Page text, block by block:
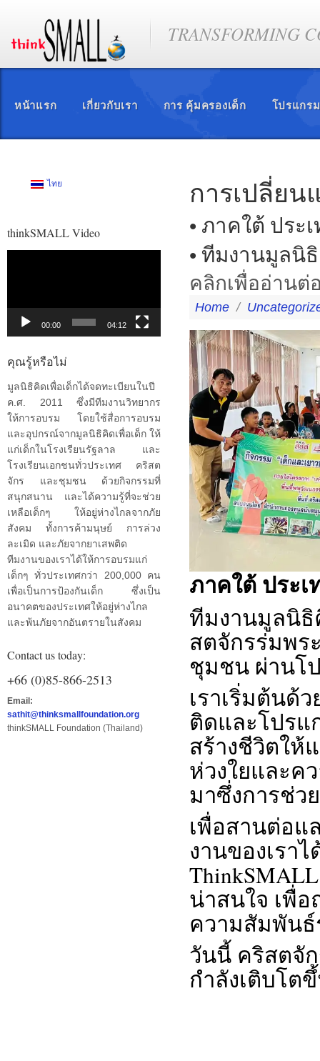
TRANSFORMING
หน้าแรก เกี่ยวกับเรา การ คุ้มครองเด็ก โปรแกร
ไทย
thinkSMALL Video
00:00 04:12
คุณรู้หรือไม่
มูลนิธิคิดเพื่อเด็กได้จดทะเบียนในปี
ค.ศ. 2011 ซึ่งมีทีมงานวิทยากร
ให้การอบรม โดยใช้สื่อการอบรม
และอุปกรณ์จากมูลนิธิคิดเพื่อเด็ก ให้
แก่เด็กในโรงเรียนรัฐลาล และ
โรงเรียนเอกชนทั่วประเทศ คริสต
จักร และชุมชน ด้วยกิจกรรมที่
สนุกสนาน และได้ความรู้ที่จะช่วย
เหลือเด็กๆ ให้อยู่ห่างไกลจากภัย
สังคม ทั้งการค้ามนุษย์ การล่วง
ละเมิด และภัยจากยาเสพติด
ทีมงานของเราได้ให้การอบรมแก่
เด็กๆ ทั่วประเทศกว่า 200,000 คน
เพื่อเป็นการป้องกันเด็ก ซึ่งเป็น
อนาคตของประเทศให้อยู่ห่างไกล
และพ้นภัยจากอันตรายในสังคม
Contact us today:
+66 (0)85-866-2513
Email:
sathit@thinksmallfoundation.org
thinkSMALL Foundation (Thailand)
การเปลี่ย
• ภาคใต้ ประ
• ทีมงานมูลนิ
คลิกเพื่ออ่านต่
Home /
ภาคใต้ ประ
ทีมงานมูลนิธิ
สตจักรร่มพ
ชุมชน ผ่านโ
เราเริ่มต้นด้
ติดและโปรแ
สร้างชีวิตให้
ห่วงใยและค
มาซึ่งการช่ว
เพื่อสานต่อแ
งานของเรา
น่าสนใจ เพื่
ความสัมพันธ์
วันนี้ คริสตจั
กำลังเติบโต